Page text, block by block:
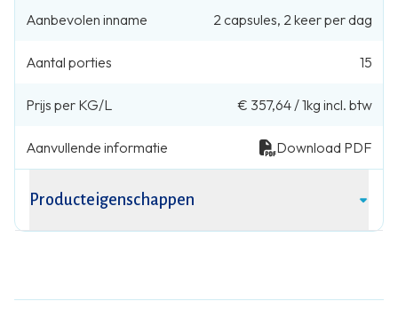
Aanbevolen inname 2 capsules, 2 keer per dag
Aantal porties 15
Prijs per KG/L € 357,64 /1kg incl. btw
Aanvullende informatie Download PDF
Producteigenschappen